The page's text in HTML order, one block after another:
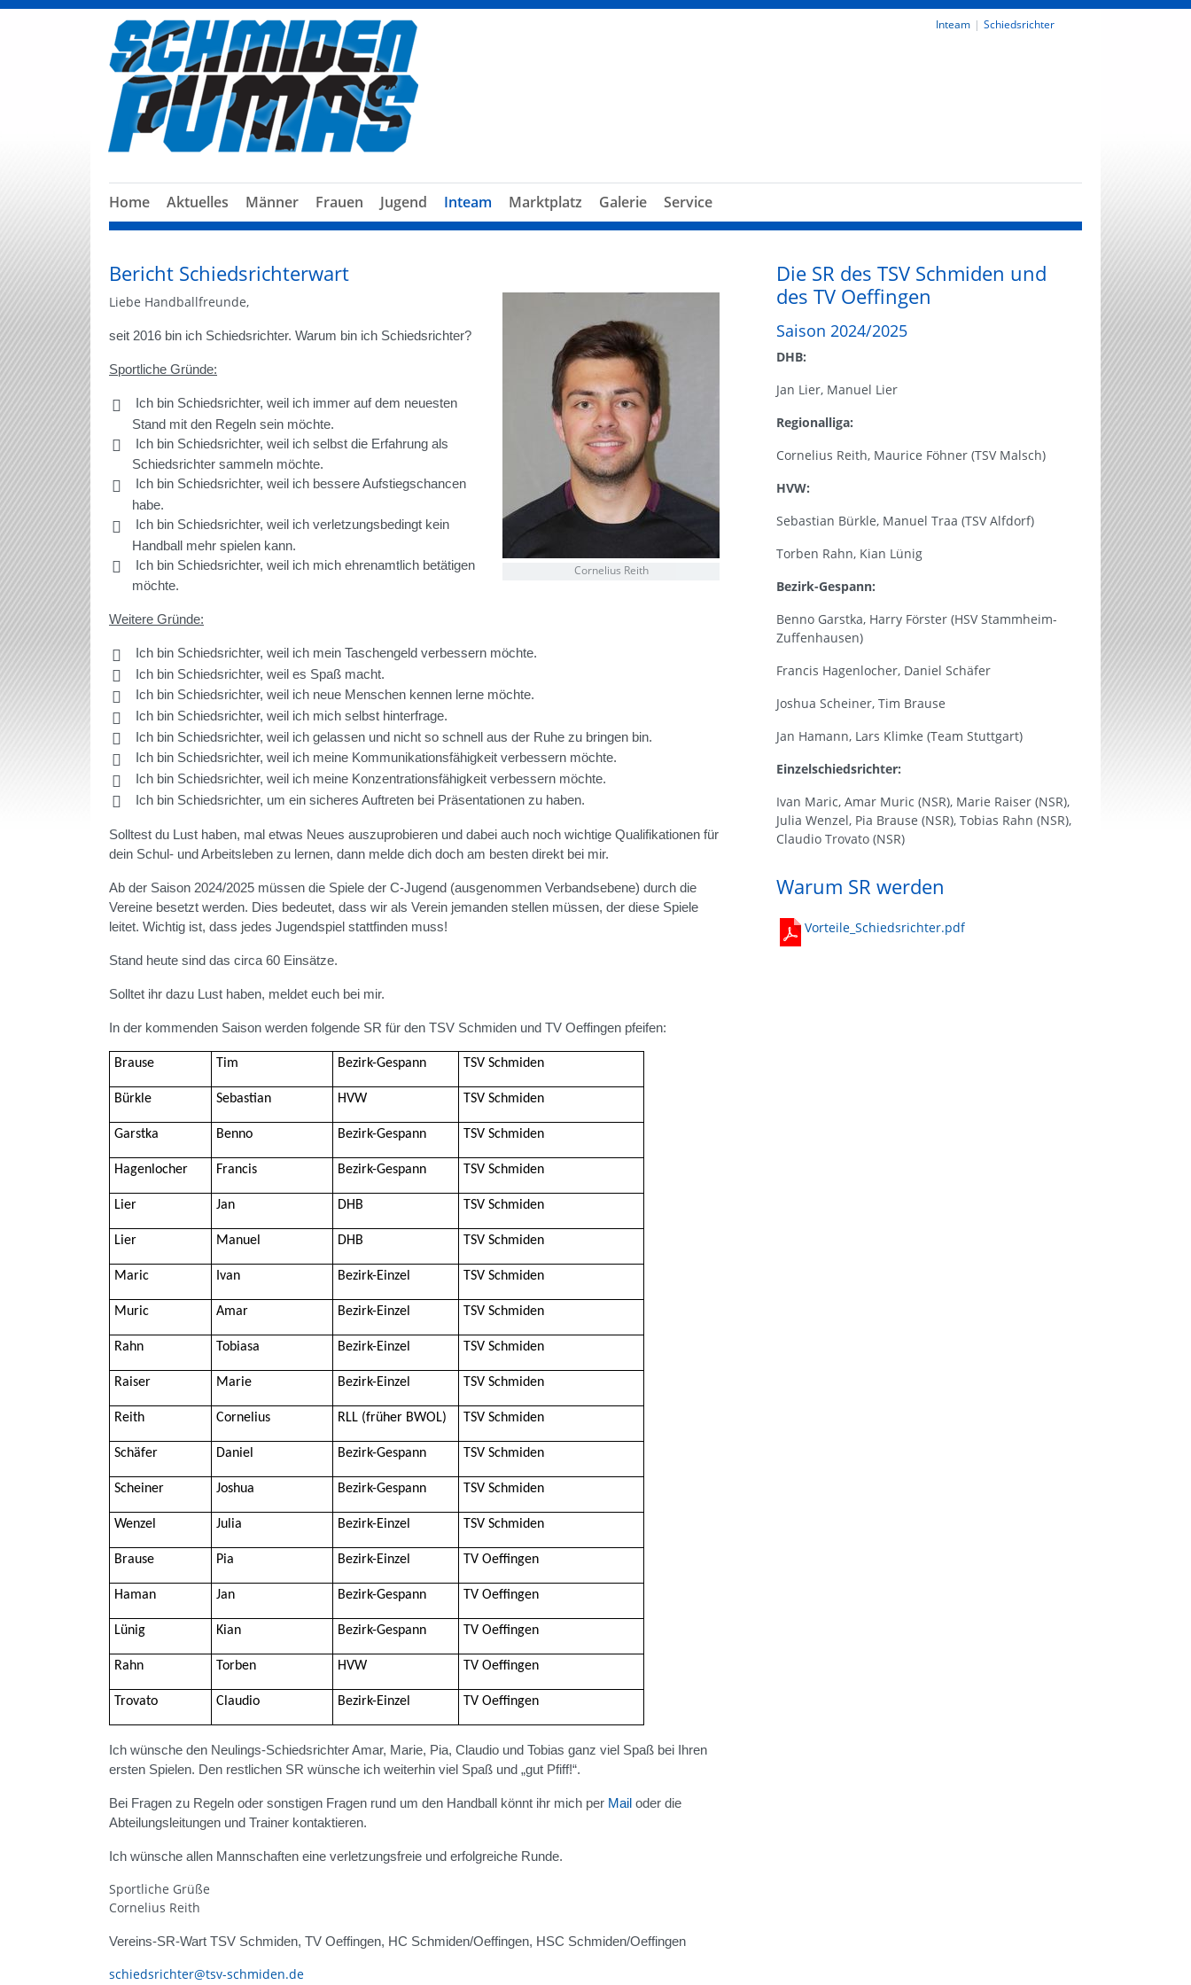
Inteam Schiedsrichter
Home Aktuelles Männer Frauen Jugend Inteam Marktplatz Galerie Service
Bericht Schiedsrichterwart
Cornelius Reith
Liebe Handballfreunde,
seit 2016 bin ich Schiedsrichter. Warum bin ich Schiedsrichter?
Sportliche Gründe:
Ich bin Schiedsrichter, weil ich immer auf dem neuesten
Stand mit den Regeln sein möchte.
Ich bin Schiedsrichter, weil ich selbst die Erfahrung als
Schiedsrichter sammeln möchte.
Ich bin Schiedsrichter, weil ich bessere Aufstiegschancen
habe.
Ich bin Schiedsrichter, weil ich verletzungsbedingt kein
Handball mehr spielen kann.
Ich bin Schiedsrichter, weil ich mich ehrenamtlich betätigen
möchte.
Weitere Gründe:
Ich bin Schiedsrichter, weil ich mein Taschengeld verbessern möchte.
Ich bin Schiedsrichter, weil es Spaß macht.
Ich bin Schiedsrichter, weil ich neue Menschen kennen lerne möchte.
Ich bin Schiedsrichter, weil ich mich selbst hinterfrage.
Ich bin Schiedsrichter, weil ich gelassen und nicht so schnell aus der Ruhe zu bringen bin.
Ich bin Schiedsrichter, weil ich meine Kommunikationsfähigkeit verbessern möchte.
Ich bin Schiedsrichter, weil ich meine Konzentrationsfähigkeit verbessern möchte.
Ich bin Schiedsrichter, um ein sicheres Auftreten bei Präsentationen zu haben.
Solltest du Lust haben, mal etwas Neues auszuprobieren und dabei auch noch wichtige Qualifikationen für
dein Schul- und Arbeitsleben zu lernen, dann melde dich doch am besten direkt bei mir.
Ab der Saison 2024/2025 müssen die Spiele der C-Jugend (ausgenommen Verbandsebene) durch die
Vereine besetzt werden. Dies bedeutet, dass wir als Verein jemanden stellen müssen, der diese Spiele
leitet. Wichtig ist, dass jedes Jugendspiel stattfinden muss!
Stand heute sind das circa 60 Einsätze.
Solltet ihr dazu Lust haben, meldet euch bei mir.
In der kommenden Saison werden folgende SR für den TSV Schmiden und TV Oeffingen pfeifen:
Brause Tim Bezirk-Gespann TSV Schmiden
Bürkle Sebastian HVW TSV Schmiden
Garstka Benno Bezirk-Gespann TSV Schmiden
Hagenlocher Francis Bezirk-Gespann TSV Schmiden
Lier Jan DHB TSV Schmiden
Lier Manuel DHB TSV Schmiden
Maric Ivan Bezirk-Einzel TSV Schmiden
Muric Amar Bezirk-Einzel TSV Schmiden
Rahn Tobiasa Bezirk-Einzel TSV Schmiden
Raiser Marie Bezirk-Einzel TSV Schmiden
Reith Cornelius RLL (früher BWOL) TSV Schmiden
Schäfer Daniel Bezirk-Gespann TSV Schmiden
Scheiner Joshua Bezirk-Gespann TSV Schmiden
Wenzel Julia Bezirk-Einzel TSV Schmiden
Brause Pia Bezirk-Einzel TV Oeffingen
Haman Jan Bezirk-Gespann TV Oeffingen
Lünig Kian Bezirk-Gespann TV Oeffingen
Rahn Torben HVW TV Oeffingen
Trovato Claudio Bezirk-Einzel TV Oeffingen
Ich wünsche den Neulings-Schiedsrichter Amar, Marie, Pia, Claudio und Tobias ganz viel Spaß bei Ihren
ersten Spielen. Den restlichen SR wünsche ich weiterhin viel Spaß und „gut Pfiff!“.
Bei Fragen zu Regeln oder sonstigen Fragen rund um den Handball könnt ihr mich per Mail oder die
Abteilungsleitungen und Trainer kontaktieren.
Ich wünsche allen Mannschaften eine verletzungsfreie und erfolgreiche Runde.
Sportliche Grüße
Cornelius Reith
Vereins-SR-Wart TSV Schmiden, TV Oeffingen, HC Schmiden/Oeffingen, HSC Schmiden/Oeffingen
schiedsrichter@tsv-schmiden.de
Die SR des TSV Schmiden und
des TV Oeffingen
Saison 2024/2025
DHB:
Jan Lier, Manuel Lier
Regionalliga:
Cornelius Reith, Maurice Föhner (TSV Malsch)
HVW:
Sebastian Bürkle, Manuel Traa (TSV Alfdorf)
Torben Rahn, Kian Lünig
Bezirk-Gespann:
Benno Garstka, Harry Förster (HSV Stammheim-
Zuffenhausen)
Francis Hagenlocher, Daniel Schäfer
Joshua Scheiner, Tim Brause
Jan Hamann, Lars Klimke (Team Stuttgart)
Einzelschiedsrichter:
Ivan Maric, Amar Muric (NSR), Marie Raiser (NSR),
Julia Wenzel, Pia Brause (NSR), Tobias Rahn (NSR),
Claudio Trovato (NSR)
Warum SR werden
Vorteile_Schiedsrichter.pdf